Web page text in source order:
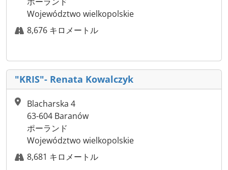
Województwo wielkopolskie
8,676 キロメートル
"KRIS"- Renata Kowalczyk
Blacharska 4
63-604 Baranów
ポーランド
Województwo wielkopolskie
8,681 キロメートル